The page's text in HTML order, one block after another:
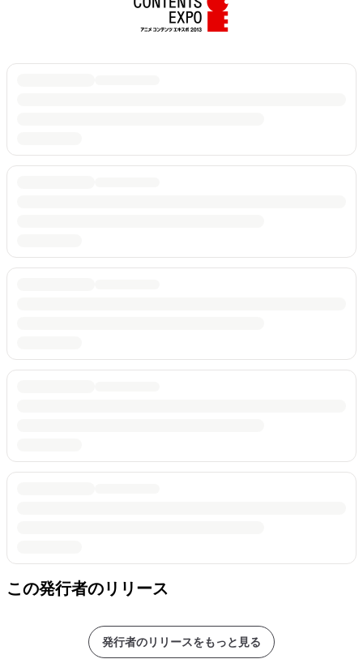
この発行者のリリース
発行者のリリースをもっと見る